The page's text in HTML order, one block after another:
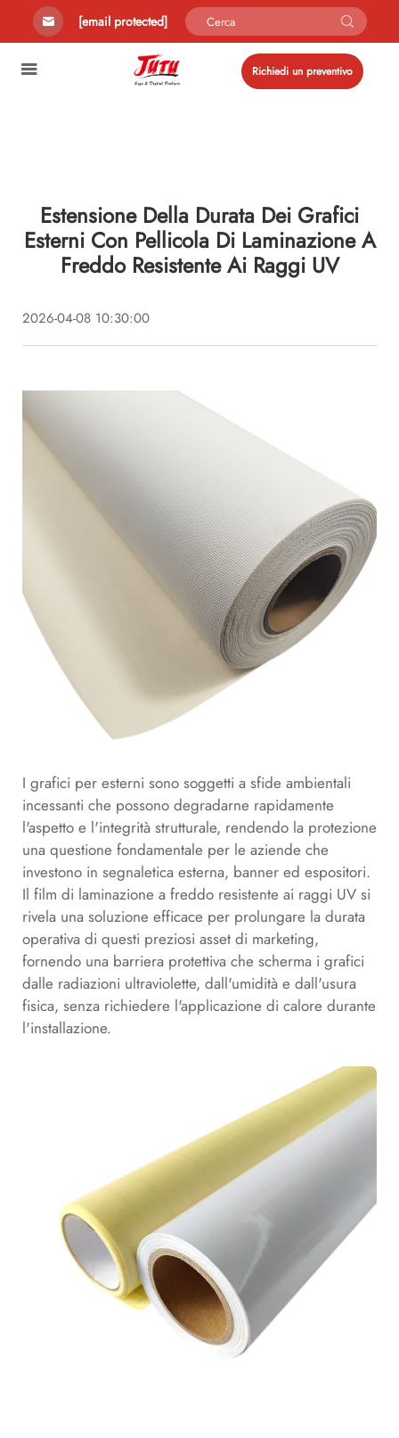
[email protected]
Richiedi un preventivo
Estensione Della Durata Dei Grafici
Esterni Con Pellicola Di Laminazione A
Freddo Resistente Ai Raggi UV
2026-04-08 10:30:00
I grafici per esterni sono soggetti a sfide ambientali
incessanti che possono degradarne rapidamente
l'aspetto e l'integrità strutturale, rendendo la protezione
una questione fondamentale per le aziende che
investono in segnaletica esterna, banner ed espositori.
Il film di laminazione a freddo resistente ai raggi UV si
rivela una soluzione efficace per prolungare la durata
operativa di questi preziosi asset di marketing,
fornendo una barriera protettiva che scherma i grafici
dalle radiazioni ultraviolette, dall'umidità e dall'usura
fisica, senza richiedere l'applicazione di calore durante
l'installazione.